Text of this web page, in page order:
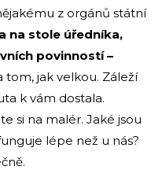
z orgánů státní
na stole úředníka,
povinností –
tom, jak velkou. Záleží
k vám dostala.
si na malér. Jaké jsou
lépe než u nás?